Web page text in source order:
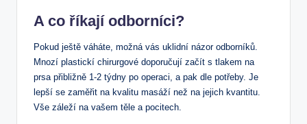
A co říkají odborníci?
Pokud ještě váháte, možná vás uklidní názor odborníků.
Mnozí plastickí chirurgové doporučují začít s tlakem na
prsa přibližně 1-2 týdny po operaci, a pak dle potřeby. Je
lepší se zaměřit na kvalitu masáží než na jejich kvantitu.
Vše záleží na vašem těle a pocitech.